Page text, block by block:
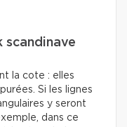
scandinave
la cote : elles
Si les lignes
y seront
dans ce